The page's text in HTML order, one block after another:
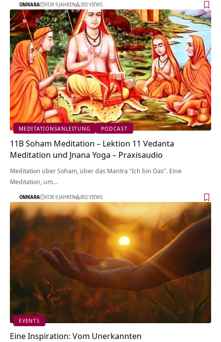
OMKARA VOR 9 JAHREN 392 VIEWS
MEDITATIONSANLEITUNG PODCAST
11B Soham Meditation – Lektion 11 Vedanta
Meditation und Jnana Yoga – Praxisaudio
Meditation über Soham, über das Mantra "Ich bin Das". Eine
Meditation, um…
OMKARA VOR 9 JAHREN 802 VIEWS
EVENTS
Eine Inspiration: Vom Unerkannten